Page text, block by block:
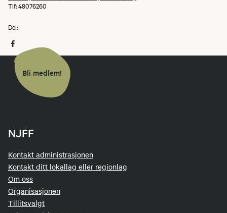
Tlf: 48076260
Del:
Bli medlem!
NJFF
Kontakt administrasjonen
Kontakt ditt lokallag eller regionlag
Om oss
Organisasjonen
Tillitsvalgt